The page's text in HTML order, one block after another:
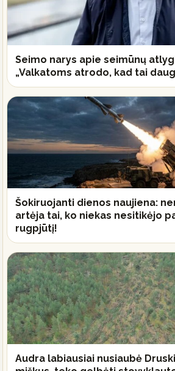
Seimo narys apie seimūnų
„Valkatoms atrodo, kad tai
Šokiruojanti dienos naujiena:
artėja tai, ko niekas nesitikėjo
rugpjūtį!
Audra labiausiai nusiaubė